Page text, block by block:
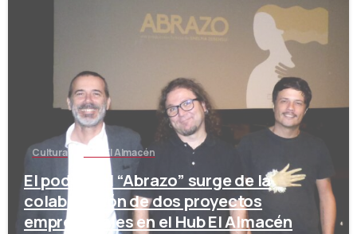
Cultura Hub El Almacén
El poder del “Abrazo” surge de la
colaboración de dos proyectos
empresariales en el Hub El Almacén